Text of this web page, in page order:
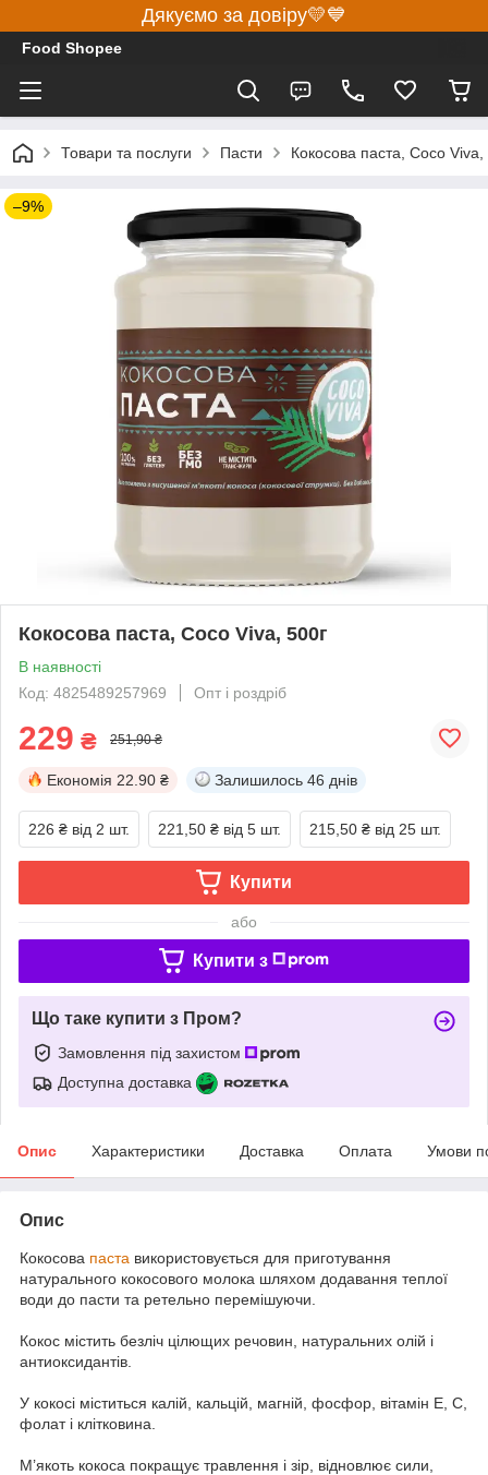
Дякуємо за довіру💛💙
Food Shopee
Товари та послуги Пасти Кокосова паста, Coco Viva,
–9%
Кокосова паста, Coco Viva, 500г
В наявності
Код: 4825489257969
Опт і роздріб
229 ₴ 251,90 ₴
Економія 22.90 ₴ Залишилось 46 днів
226 ₴ від 2 шт. 221,50 ₴ від 5 шт. 215,50 ₴ від 25 шт.
Купити
або
Купити з
Що таке купити з Пром?
Замовлення під захистом
Доступна доставка
Опис Характеристики Доставка Оплата Умови
Опис
Кокосова паста використовується для приготування
натурального кокосового молока шляхом додавання теплої
води до пасти та ретельно перемішуючи.
Кокос містить безліч цілющих речовин, натуральних олій і
антиоксидантів.
У кокосі міститься калій, кальцій, магній, фосфор, вітамін Е, С,
фолат і клітковина.
М’якоть кокоса покращує травлення і зір, відновлює сили,